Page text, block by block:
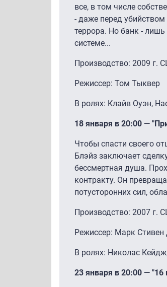
все, в том числе
- даже перед
террора. Но банк -
системе...
Производство: 2009 г.
Режиссер: Том Тыквер
В ролях: Клайв Оуэн,
18 января в 20:00 —
Чтобы спасти своего
Блэйз заключает
бессмертная душа.
контракту. Он
потусторонних сил,
Производство: 2007 г.
Режиссер: Марк
В ролях: Николас
23 января в 20:00 — "16